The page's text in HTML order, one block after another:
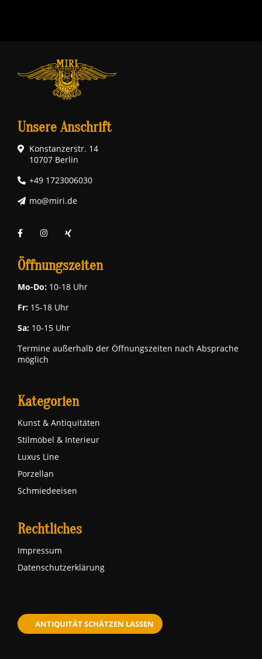
Unsere Anschrift
Konstanzerstr. 14
10707 Berlin
+49 1723006030
mo@miri.de
Öffnungszeiten
Mo-Do: 10-18 Uhr
Fr: 15-18 Uhr
Sa: 10-15 Uhr
Termine außerhalb der Öffnungszeiten nach Absprache
möglich
Kategorien
Kunst & Antiquitäten
Stilmöbel & Interieur
Luxus Line
Porzellan
Schmiedeeisen
Rechtliches
Impressum
Datenschutzerklärung
ANTIQUITÄT SCHÄTZEN LASSEN